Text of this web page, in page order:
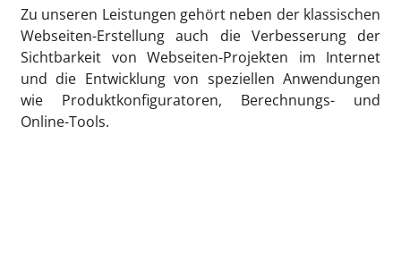
Zu unseren Leistungen gehört neben der klassischen
Webseiten-Erstellung auch die Verbesserung der
Sichtbarkeit von Webseiten-Projekten im Internet
und die Entwicklung von speziellen Anwendungen
wie Produktkonfiguratoren, Berechnungs- und
Online-Tools.